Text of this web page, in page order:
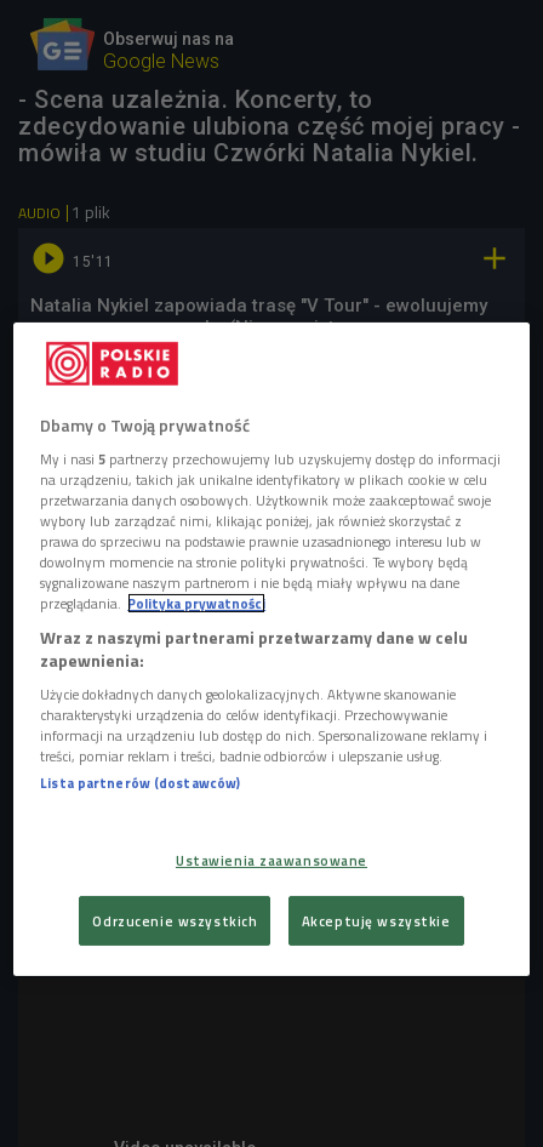
Obserwuj nas na
Google News
- Scena uzależnia. Koncerty, to
zdecydowanie ulubiona część mojej pracy -
mówiła w studiu Czwórki Natalia Nykiel.
AUDIO 1 plik
 15'11 
Natalia Nykiel zapowiada trasę "V Tour" - ewoluujemy
razem z naszą muzyką (Nieprzeciętne
rozmowy/Czwórka)
Natalia Nykiel Foto: Martyna Ogonek/Czwórka
- Już na etapie tworzenia nowych utworów wyobrażam
miejsce, gdzie mogę odpuścić. Mogę o tym, co mnie
porusza mówić otwarcie w piosenkach, a na scenie dać
upust emocjom. To bardzo cenne - mówiła.
Dbamy o Twoją prywatność
My i nasi5 partnerzy przechowujemy lub uzyskujemy dostęp do informacji
na urządzeniu, takich jak unikalne identyfikatory w plikach cookie w celu
przetwarzania danych osobowych. Użytkownik może zaakceptować swoje
wybory lub zarządzać nimi, klikając poniżej, jak również skorzystać z
prawa do sprzeciwu na podstawie prawnie uzasadnionego interesu lub w
dowolnym momencie na stronie polityki prywatności. Te wybory będą
sygnalizowane naszym partnerom i nie będą miały wpływu na dane
przeglądania. Polityka prywatności
Wraz z naszymi partnerami przetwarzamy dane w celu
zapewnienia:
Użycie dokładnych danych geolokalizacyjnych. Aktywne skanowanie
charakterystyki urządzenia do celów identyfikacji. Przechowywanie
informacji na urządzeniu lub dostęp do nich. Spersonalizowane reklamy i
treści, pomiar reklam i treści, badnie odbiorców i ulepszanie usług.
Lista partnerów (dostawców)
Ustawienia zaawansowane
Odrzucenie wszystkich Akceptuję wszystkie